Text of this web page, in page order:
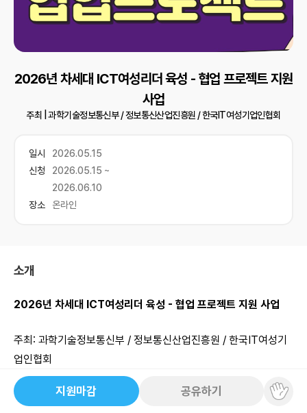
2026년 차세대 ICT여성리더 육성 - 협업 프로젝트 지원
사업
주최 |과학기술정보통신부 / 정보통신산업진흥원 / 한국IT여성기업인협회
일시
2026.05.15
신청
2026.05.15 ~
2026.06.10
장소
온라인
소개
2026년 차세대 ICT여성리더 육성 - 협업 프로젝트 지원 사업
주최: 과학기술정보통신부 / 정보통신산업진흥원 / 한국IT여성기
업인협회
일정: 5월 16일 ~ 6월 10일
지원마감 공유하기